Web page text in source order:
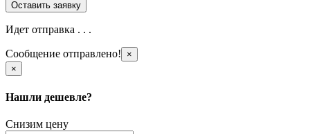
Идет отправка . . .
Сообщение отправлено!
×
×
Нашли дешевле?
Снизим цену